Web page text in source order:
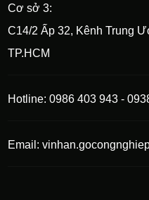
Cơ sở 3:
C14/2 Ấp 32, Kênh Trung
TP.HCM
Hotline: 0986 403 943 -
Email: